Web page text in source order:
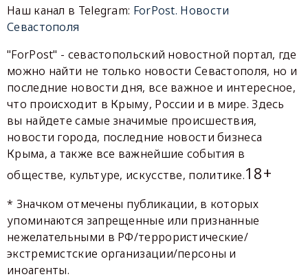
Наш канал в Telegram: ForPost. Новости
Севастополя
"ForPost" - севастопольский новостной портал, где
можно найти не только новости Севастополя, но и
последние новости дня, все важное и интересное,
что происходит в Крыму, России и в мире. Здесь
вы найдете самые значимые происшествия,
новости города, последние новости бизнеса
Крыма, а также все важнейшие события в
обществе, культуре, искусстве, политике.18+
* Значком отмечены публикации, в которых
упоминаются запрещенные или признанные
нежелательными в РФ/террористические/
экстремистские организации/персоны и
иноагенты.